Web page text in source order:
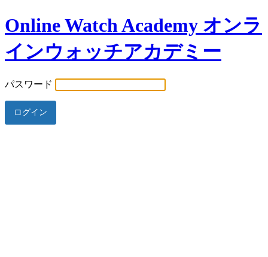
Online Watch Academy オンラ
インウォッチアカデミー
パスワード